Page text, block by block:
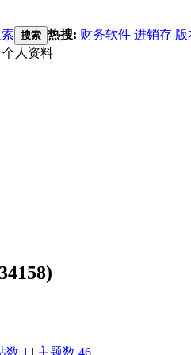
搜索 热搜: 财务软件 进销存 版
个人资料